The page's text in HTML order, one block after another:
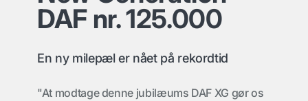
DAF nr. 125.000
En ny milepæl er nået på rekordtid
"At modtage denne jubilæums DAF XG gør os